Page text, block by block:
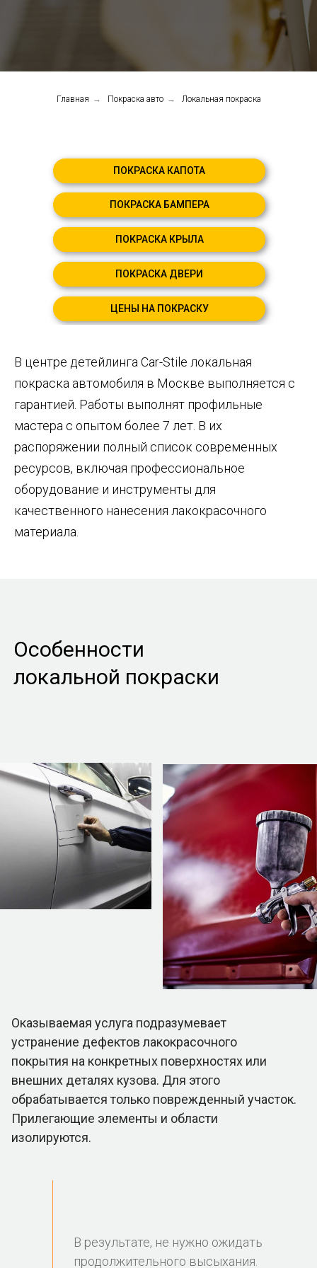
Главная → Покраска авто → Локальная покраска
ПОКРАСКА КРЫЛА
ПОКРАСКА БАМПЕРА
ПОКРАСКА ДВЕРИ
ЦЕНЫ НА ПОКРАСКУ
ПОКРАСКА КАПОТА
В центре детейлинга Car-Stile локальная
покраска автомобиля в Москве выполняется с
гарантией. Работы выполнят профильные
мастера с опытом более 7 лет. В их
распоряжении полный список современных
ресурсов, включая профессиональное
оборудование и инструменты для
качественного нанесения лакокрасочного
материала.
Особенности
локальной покраски
Оказываемая услуга подразумевает
устранение дефектов лакокрасочного
покрытия на конкретных поверхностях или
внешних деталях кузова. Для этого
обрабатывается только поврежденный участок.
Прилегающие элементы и области
изолируются.
В результате, не нужно ожидать
продолжительного высыхания.